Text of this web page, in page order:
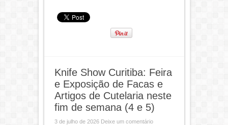
Knife Show Curitiba: Feira
e Exposição de Facas e
Artigos de Cutelaria neste
fim de semana (4 e 5)
3 de julho de 2026 Deixe um comentário